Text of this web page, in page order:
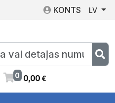
KONTS LV
0 0,00€